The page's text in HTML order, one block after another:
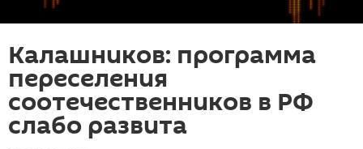
Калашников: программа
переселения
соотечественников в РФ
слабо развита